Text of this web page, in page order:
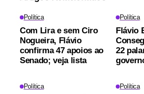
Política
Com Lira e sem Ciro
Nogueira, Flávio
confirma 47 apoios ao
Senado; veja lista
Política
Flávio
22
Política Política